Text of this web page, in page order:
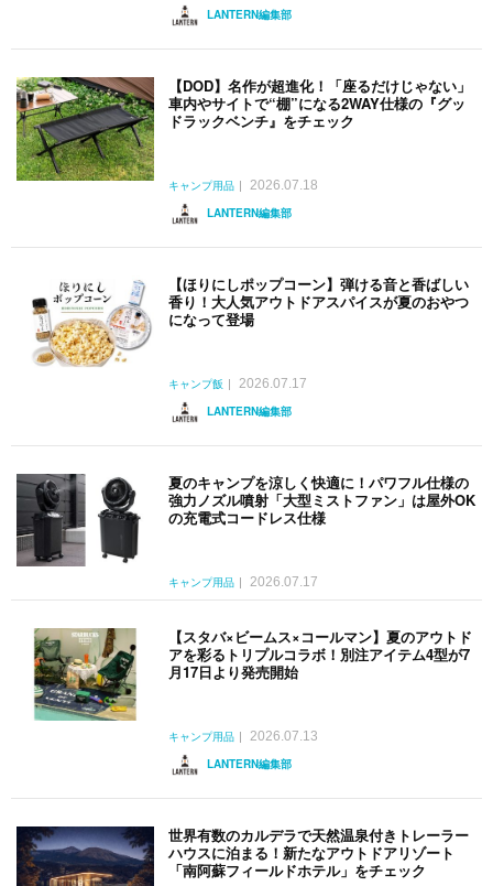
LANTERN編集部
【DOD】名作が超進化！「座るだけじゃない」
車内やサイトで“棚”になる2WAY仕様の『グッ
ドラックベンチ』をチェック
キャンプ用品
2026.07.18
LANTERN編集部
【ほりにしポップコーン】弾ける音と香ばしい
香り！大人気アウトドアスパイスが夏のおやつ
になって登場
キャンプ飯
2026.07.17
LANTERN編集部
夏のキャンプを涼しく快適に！パワフル仕様の
強力ノズル噴射「大型ミストファン」は屋外OK
の充電式コードレス仕様
キャンプ用品 2026.07.17
【スタバ×ビームス×コールマン】夏のアウトド
アを彩るトリプルコラボ！別注アイテム4型が7
月17日より発売開始
キャンプ用品
2026.07.13
LANTERN編集部
世界有数のカルデラで天然温泉付きトレーラー
ハウスに泊まる！新たなアウトドアリゾート
「南阿蘇フィールドホテル」をチェック